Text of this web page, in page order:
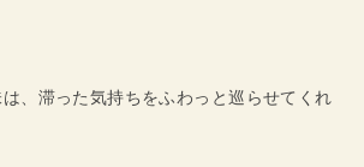
、滞った気持ちをふわっと巡らせてくれ